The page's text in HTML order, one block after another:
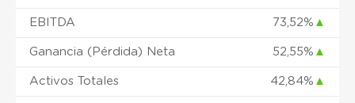
EBITDA 73,52% ▲
Ganancia (Pérdida) Neta 52,55% ▲
Activos Totales 42,84% ▲